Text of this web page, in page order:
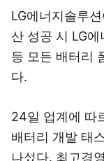
LG에너지솔루
산 성공 시 LG에
등 모든 배터리
다.
24일 업계에 따
배터리 개발 태
나섰다. 최고경